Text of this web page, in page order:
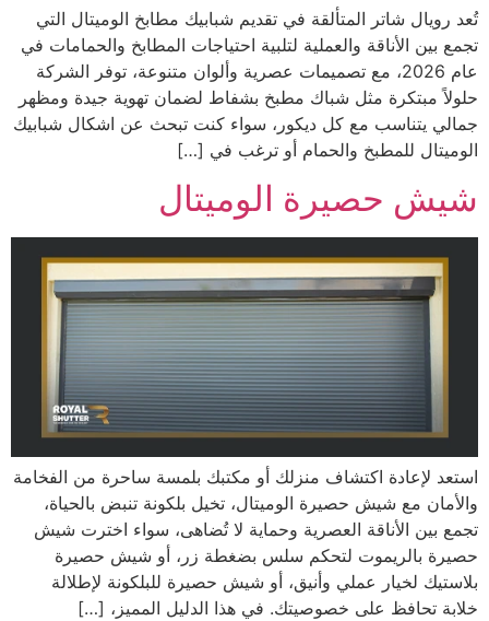
تُعد رويال شاتر المتألقة في تقديم شبابيك مطابخ الوميتال التي
تجمع بين الأناقة والعملية لتلبية احتياجات المطابخ والحمامات في
عام 2026، مع تصميمات عصرية وألوان متنوعة، توفر الشركة
حلولاً مبتكرة مثل شباك مطبخ بشفاط لضمان تهوية جيدة ومظهر
جمالي يتناسب مع كل ديكور، سواء كنت تبحث عن اشكال شبابيك
الوميتال للمطبخ والحمام أو ترغب في […]
شيش حصيرة الوميتال
استعد لإعادة اكتشاف منزلك أو مكتبك بلمسة ساحرة من الفخامة
والأمان مع شيش حصيرة الوميتال، تخيل بلكونة تنبض بالحياة،
تجمع بين الأناقة العصرية وحماية لا تُضاهى، سواء اخترت شيش
حصيرة بالريموت لتحكم سلس بضغطة زر، أو شيش حصيرة
بلاستيك لخيار عملي وأنيق، أو شيش حصيرة للبلكونة لإطلالة
خلابة تحافظ على خصوصيتك. في هذا الدليل المميز، […]